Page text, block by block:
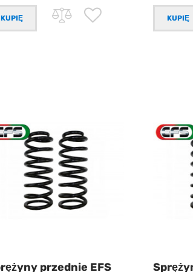
przednie EFS